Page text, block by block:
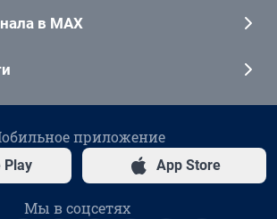
в MAX
приложение
Play App Store
Мы в соцсетях